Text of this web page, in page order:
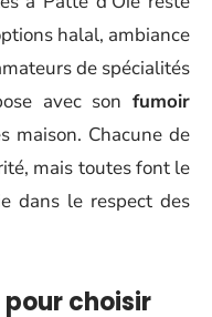
halal, ambiance
de spécialités
avec son fumoir
maison. Chacune de
mais toutes font le
dans le respect des
choisir